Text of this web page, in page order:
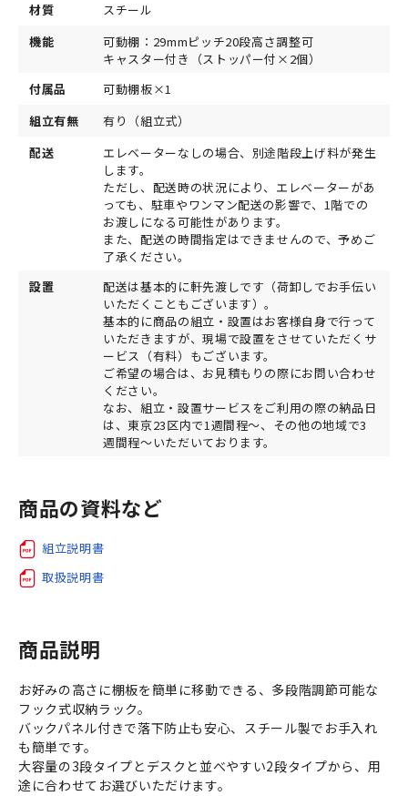
材質
スチール
機能
可動棚：29mmピッチ20段高さ調整可
キャスター付き（ストッパー付×2個）
付属品
可動棚板×1
組立有無
有り（組立式）
配送
エレベーターなしの場合、別途階段上げ料が発生
します。
ただし、配送時の状況により、エレベーターがあ
っても、駐車やワンマン配送の影響で、1階での
お渡しになる可能性があります。
また、配送の時間指定はできませんので、予めご
了承ください。
設置
配送は基本的に軒先渡しです（荷卸しでお手伝い
いただくこともございます）。
基本的に商品の組立・設置はお客様自身で行って
いただきますが、現場で設置をさせていただくサ
ービス（有料）もございます。
ご希望の場合は、お見積もりの際にお問い合わせ
ください。
なお、組立・設置サービスをご利用の際の納品日
は、東京23区内で1週間程～、その他の地域で3
週間程～いただいております。
商品の資料など
組立説明書
取扱説明書
商品説明
お好みの高さに棚板を簡単に移動できる、多段階調節可能な
フック式収納ラック。
バックパネル付きで落下防止も安心、スチール製でお手入れ
も簡単です。
大容量の3段タイプとデスクと並べやすい2段タイプから、用
途に合わせてお選びいただけます。